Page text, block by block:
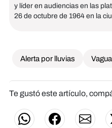
y líder en audiencias en las
26 de octubre de 1964 en la
Alerta por lluvias
Te gustó este artículo,